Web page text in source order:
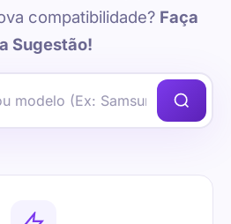
compatibilidade? Faça
Sugestão!